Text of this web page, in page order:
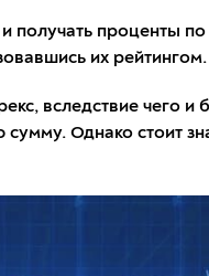
получать проценты
их рейтингом.
вследствие чего и
Однако стоит